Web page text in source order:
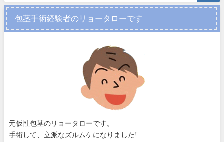
包茎手術経験者のリョータローです
元仮性包茎のリョータローです。
手術して、立派なズルムケになりました!